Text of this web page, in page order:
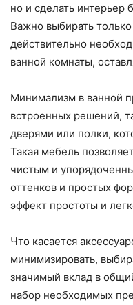
но и сделать
Важно выбирать
действительно
ванной комнаты,
Минимализм в ванной
встроенных решений,
дверями или полки,
Такая мебель
чистым и
оттенков и простых
эффект простоты и
Что касается
минимизировать,
значимый вклад в
набор необходимых